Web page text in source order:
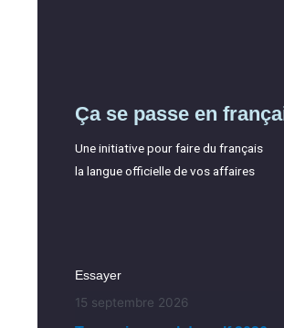
Ça se passe en
Une initiative pour faire du français
la langue officielle de vos affaires
Essayer
15 septembre 2026